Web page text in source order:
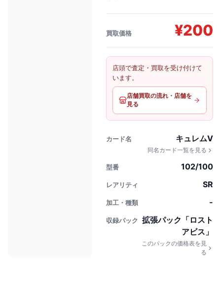
買取価格 ¥200
店頭で査定・買取を受け付けて
います。
店舗買取の流れ・店舗を
見る
カード名 キュレムV
同名カード一覧を見る
型番 102/100
レアリティ SR
加工・種類 -
収録パック
拡張パック「ロスト
アビス」
このパックの価格表を見
る